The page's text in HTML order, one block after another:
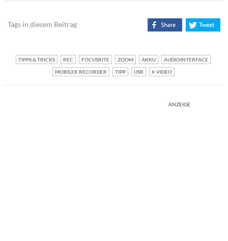
Tags in diesem Beitrag
TIPPS & TRICKS REC FOCUSRITE ZOOM AKKU
AUDIOINTERFACE
MOBILER RECORDER
TIPP USB VIDEO
ANZEIGE